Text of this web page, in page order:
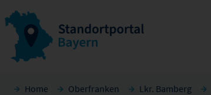
Home Oberfranken Lkr. Bamberg